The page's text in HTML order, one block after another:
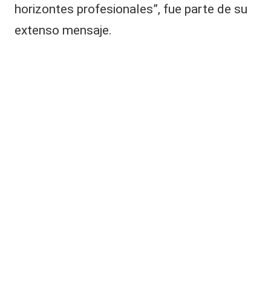
horizontes profesionales”, fue parte de su
extenso mensaje.